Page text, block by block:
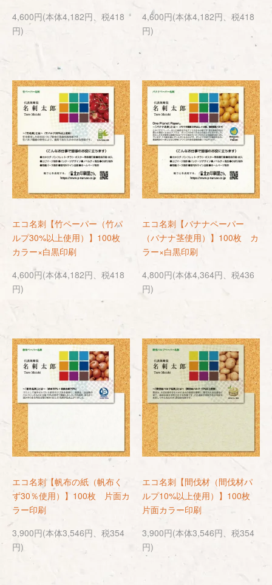
4,600円(本体4,182円、税418
円)
4,600円(本体4,182円、税418
円)
エコ名刺【竹ペーパー（竹パ
ルプ30%以上使用）】100枚
カラー×白黒印刷
4,600円(本体4,182円、税418
円)
エコ名刺【バナナペーパー
（バナナ茎使用）】100枚 カ
ラー×白黒印刷
4,800円(本体4,364円、税436
円)
エコ名刺【帆布の紙（帆布く
ず30％使用）】100枚 片面カ
ラー印刷
3,900円(本体3,546円、税354
円)
エコ名刺【間伐材（間伐材パ
ルプ10%以上使用）】100枚
片面カラー印刷
3,900円(本体3,546円、税354
円)